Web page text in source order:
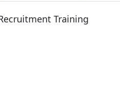
Training